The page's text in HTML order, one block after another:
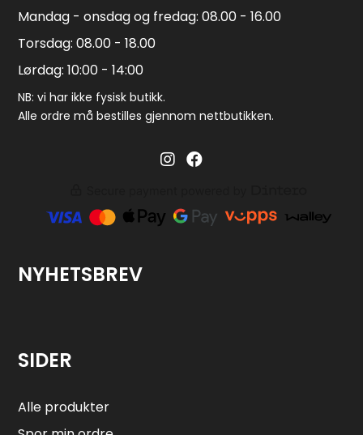
Mandag - onsdag og fredag: 08.00 - 16.00
Torsdag: 08.00 - 18.00
Lørdag: 10:00 - 14:00
NB: vi har ikke fysisk butikk.
Alle ordre må bestilles gjennom nettbutikken.
Barglass.no instagram
Barglass facebook
NYHETSBREV
SIDER
Alle produkter